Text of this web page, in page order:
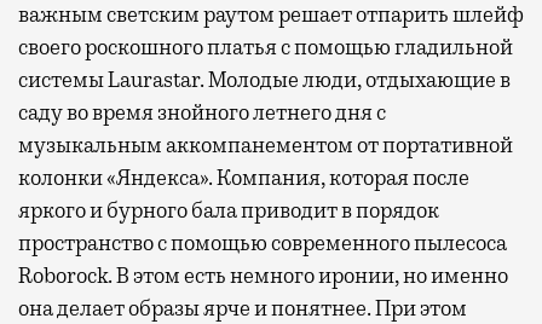
важным светским раутом решает отпарить шлейф
своего роскошного платья с помощью гладильной
системы Laurastar. Молодые люди, отдыхающие в
саду во время знойного летнего дня с
музыкальным аккомпанементом от портативной
колонки «Яндекса». Компания, которая после
яркого и бурного бала приводит в порядок
пространство с помощью современного пылесоса
Roborock. В этом есть немного иронии, но именно
она делает образы ярче и понятнее. При этом